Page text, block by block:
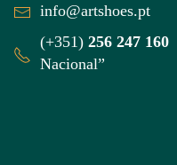
info@artshoes.pt
(+351) 256 247 160
Nacional”